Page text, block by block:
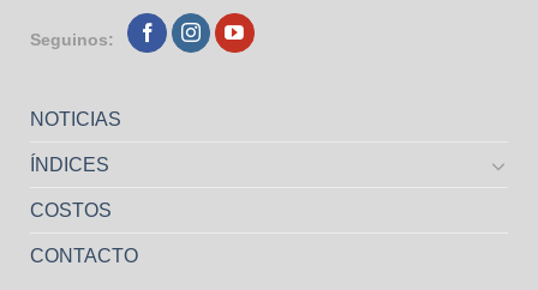
Seguinos:
NOTICIAS
ÍNDICES
COSTOS
CONTACTO